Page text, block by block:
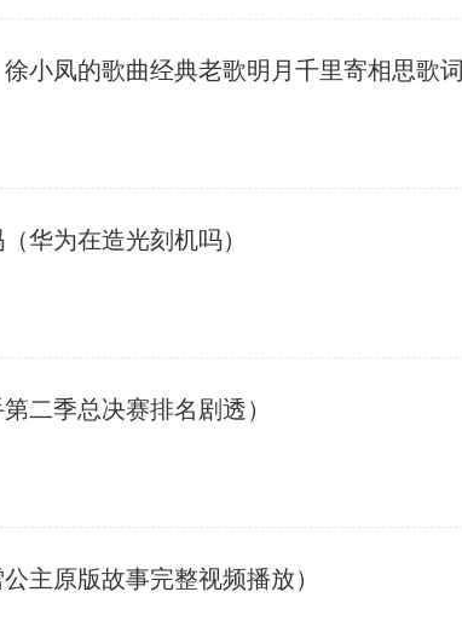
小凤的歌曲经典老歌明月千里寄相思歌词
华为在造光刻机吗）
二季总决赛排名剧透）
主原版故事完整视频播放）